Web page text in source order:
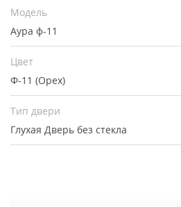
Модель
Аура ф-11
Цвет
Ф-11 (Орех)
Тип двери
Глухая Дверь без стекла